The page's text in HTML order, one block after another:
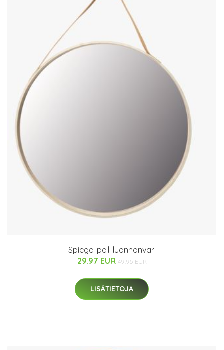
Spiegel peili luonnonväri
29.97 EUR 49.95 EUR
LISÄTIETOJA